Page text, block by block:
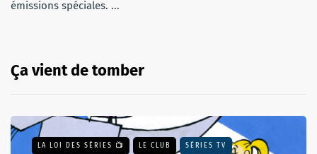
émissions spéciales. ...
Ça vient de tomber
LA LOI DES SÉRIES 📺 LE CLUB SÉRIES TV